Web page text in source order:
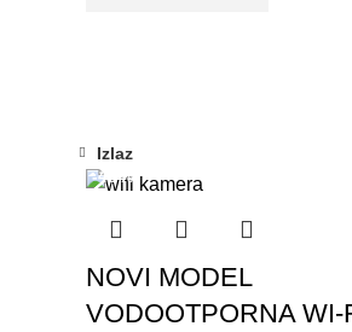
-48%
Izlaz
NOVI MODEL
VODOOTPORNA WI-